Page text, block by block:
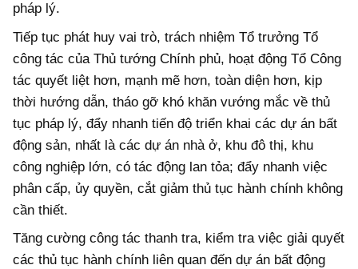
pháp lý.
Tiếp tục phát huy vai trò, trách nhiệm Tổ trưởng Tổ
công tác của Thủ tướng Chính phủ, hoạt động Tổ Công
tác quyết liệt hơn, mạnh mẽ hơn, toàn diện hơn, kịp
thời hướng dẫn, tháo gỡ khó khăn vướng mắc về thủ
tục pháp lý, đẩy nhanh tiến độ triển khai các dự án bất
động sản, nhất là các dự án nhà ở, khu đô thị, khu
công nghiệp lớn, có tác động lan tỏa; đẩy nhanh việc
phân cấp, ủy quyền, cắt giảm thủ tục hành chính không
cần thiết.
Tăng cường công tác thanh tra, kiểm tra việc giải quyết
các thủ tục hành chính liên quan đến dự án bất động